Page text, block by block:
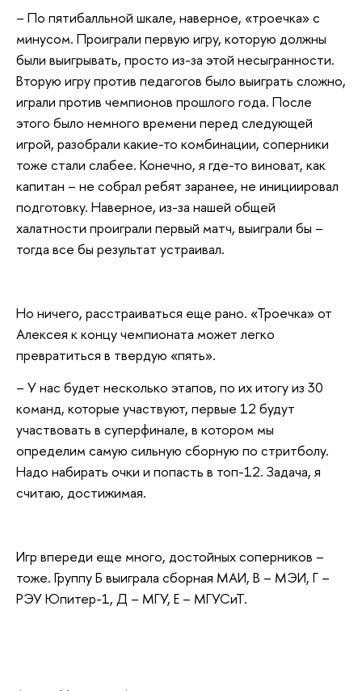
– По пятибалльной шкале, наверное, «троечка» с
минусом. Проиграли первую игру, которую должны
были выигрывать, просто из-за этой несыгранности.
Вторую игру против педагогов было выиграть сложно,
играли против чемпионов прошлого года. После
этого было немного времени перед следующей
игрой, разобрали какие-то комбинации, соперники
тоже стали слабее. Конечно, я где-то виноват, как
капитан – не собрал ребят заранее, не инициировал
подготовку. Наверное, из-за нашей общей
халатности проиграли первый матч, выиграли бы –
тогда все бы результат устраивал.
Но ничего, расстраиваться еще рано. «Троечка» от
Алексея к концу чемпионата может легко
превратиться в твердую «пять».
– У нас будет несколько этапов, по их итогу из 30
команд, которые участвуют, первые 12 будут
участвовать в суперфинале, в котором мы
определим самую сильную сборную по стритболу.
Надо набирать очки и попасть в топ-12. Задача, я
считаю, достижимая.
Игр впереди еще много, достойных соперников –
тоже. Группу Б выиграла сборная МАИ, В – МЭИ, Г –
РЭУ Юпитер-1, Д – МГУ, Е – МГУСиТ.